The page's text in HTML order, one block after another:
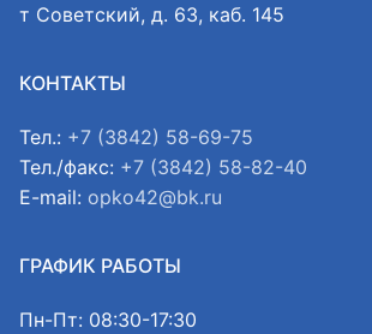
т Советский, д. 63, каб. 145
КОНТАКТЫ
Тел.: +7 (3842) 58-69-75
Тел./факс: +7 (3842) 58-82-40
E-mail: opko42@bk.ru
ГРАФИК РАБОТЫ
Пн-Пт: 08:30-17:30